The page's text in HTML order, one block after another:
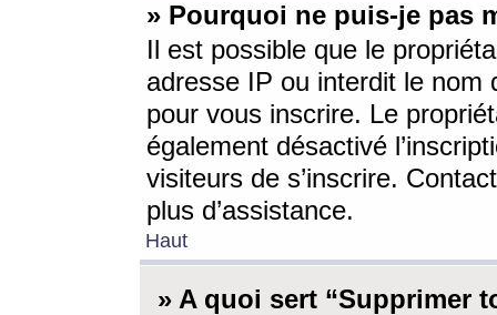
» Pourquoi ne puis-je pas
Il est possible que le
adresse IP ou interdit le nom
pour vous inscrire. Le
également désactivé
visiteurs de s’inscrire.
plus d’assistance.
Haut
» A quoi sert “Supprimer